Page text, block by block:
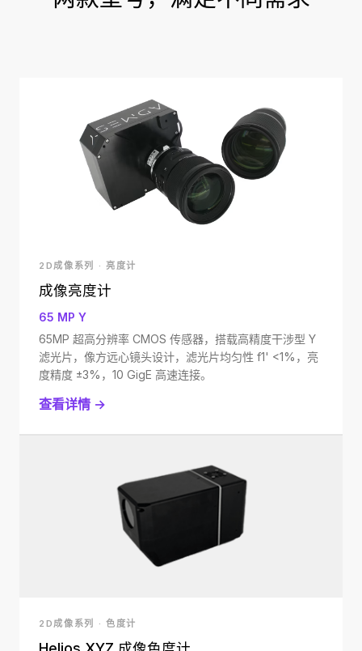
2D成像系列 · 亮度计
成像亮度计
65 MP Y
65MP 超高分辨率 CMOS 传感器，搭载高精度干涉型 Y
滤光片，像方远心镜头设计，滤光片均匀性 f1' <1%，亮
度精度 ±3%，10 GigE 高速连接。
查看详情 →
2D成像系列 · 色度计